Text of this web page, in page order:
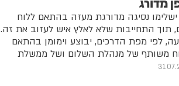
נסיגה מדורגת מעזה בהתאם ללוח
תוך התחייבות שלא לאלץ איש לעזוב את זה.
לפי מפת הדרכים, יבוצע וימומן בהתאם
משותף של מנהלת השלום ושל ממשלת